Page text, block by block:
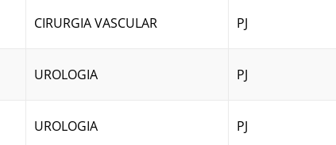
CIRURGIA VASCULAR PJ
UROLOGIA PJ
UROLOGIA PJ